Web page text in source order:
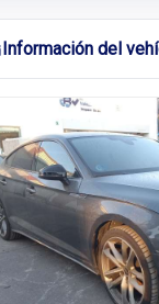
Información del